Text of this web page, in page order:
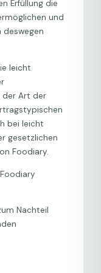
Erfüllung die
und
deswegen
leicht
der Art der
bei leicht
gesetzlichen
Foodiary.
Nachteil